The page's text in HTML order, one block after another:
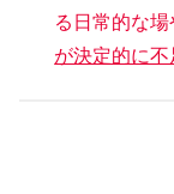
る日常的な場
が決定的に不